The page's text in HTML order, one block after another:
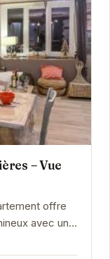
– Vue
offre
avec une